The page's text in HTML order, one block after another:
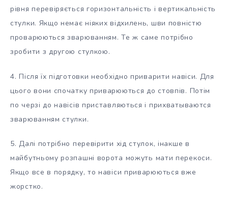
рівня перевіряється горизонтальність і вертикальність
стулки. Якщо немає ніяких відхилень, шви повністю
проварюються зварюванням. Те ж саме потрібно
зробити з другою стулкою.
4. Після їх підготовки необхідно приварити навіси. Для
цього вони спочатку приварюються до стовпів. Потім
по черзі до навісів приставляються і прихватываются
зварюванням стулки.
5. Далі потрібно перевірити хід стулок, інакше в
майбутньому розпашні ворота можуть мати перекоси.
Якщо все в порядку, то навіси приварюються вже
жорстко.